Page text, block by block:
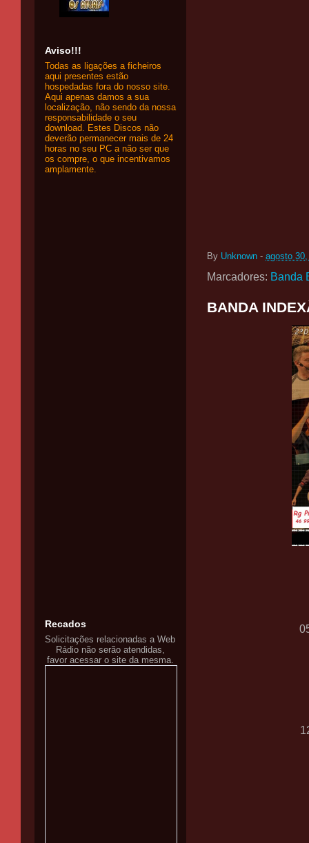
By Unknown - agosto
Marcadores: Banda
BANDA
Aviso!!!
Todas as ligações a ficheiros
aqui presentes estão
hospedadas fora do nosso site.
Aqui apenas damos a sua
localização, não sendo da nossa
responsabilidade o seu
download. Estes Discos não
deverão permanecer mais de 24
horas no seu PC a não ser que
os compre, o que incentivamos
amplamente.
Recados
Solicitações relacionadas a Web
Rádio não serão atendidas,
favor acessar o site da mesma.